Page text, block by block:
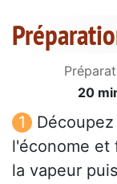
20
l'économe et
la vapeur